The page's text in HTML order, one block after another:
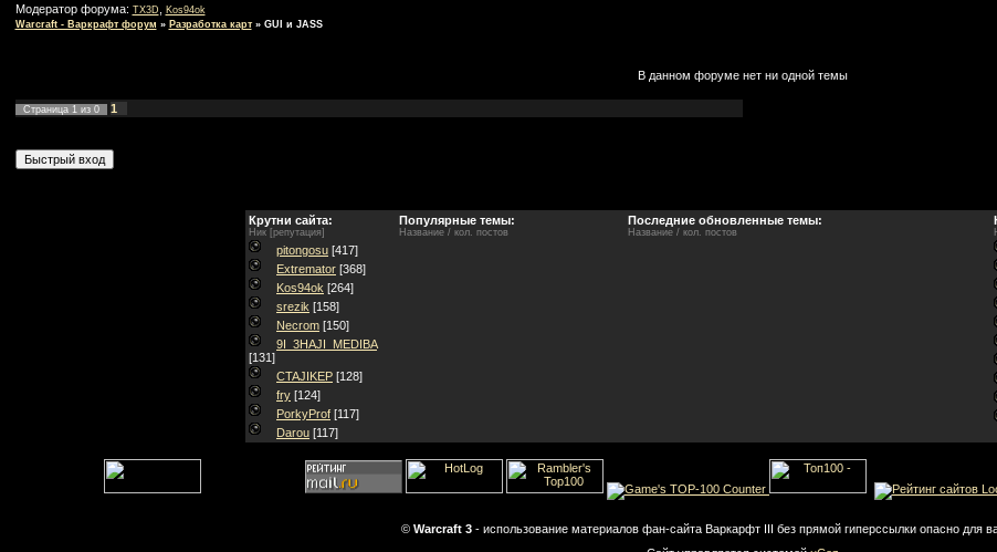
Модератор форума: TX3D , Kos94ok
Warcraft - Варкрафт форум » Разработка карт » GUI и JASS
В данном форуме нет ни одной темы
Страница 1из 0
1
Крутни сайта:
Ник [репутация]
pitongosu [417]
Extremator [368]
Kos94ok [264]
srezik [158]
Necrom [150]
9I_3HAJI_MEDIBA
[131]
CTAJIKEP [128]
fry [124]
PorkyProf [117]
Darou [117]
Популярные темы:
Название / кол. постов
Последние обновленные темы:
Название / кол. постов
© Warcraft 3- использование материалов фан-сайта Варкарфт III без прямой гиперссылки опасно для